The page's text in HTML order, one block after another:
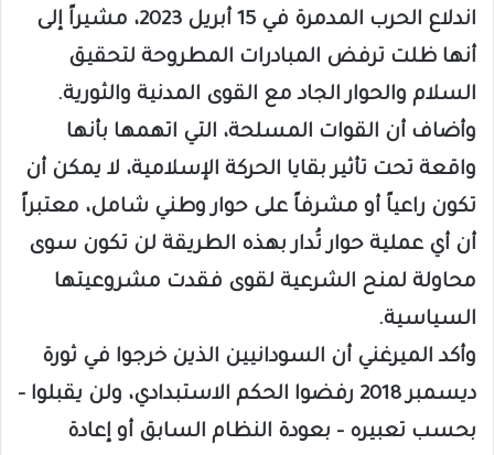
اندلاع الحرب المدمرة في 15 أبريل 2023، مشيراً إلى
أنها ظلت ترفض المبادرات المطروحة لتحقيق
السلام والحوار الجاد مع القوى المدنية والثورية.
وأضاف أن القوات المسلحة، التي اتهمها بأنها
واقعة تحت تأثير بقايا الحركة الإسلامية، لا يمكن أن
تكون راعياً أو مشرفاً على حوار وطني شامل، معتبراً
أن أي عملية حوار تُدار بهذه الطريقة لن تكون سوى
محاولة لمنح الشرعية لقوى فقدت مشروعيتها
السياسية.
وأكد الميرغني أن السودانيين الذين خرجوا في ثورة
ديسمبر 2018 رفضوا الحكم الاستبدادي، ولن يقبلوا –
بحسب تعبيره – بعودة النظام السابق أو إعادة